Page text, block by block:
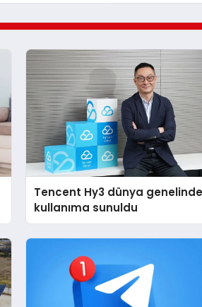
Tencent Hy3 dünya genelinde
kullanıma sunuldu